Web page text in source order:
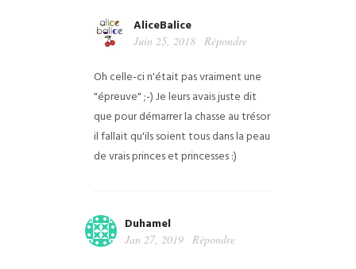
AliceBalice
Juin 25, 2018 Répondre
Oh celle-ci n'était pas vraiment une
"épreuve" ;-) Je leurs avais juste dit
que pour démarrer la chasse au trésor
il fallait qu'ils soient tous dans la peau
de vrais princes et princesses :)
Duhamel
Jan 27, 2019 Répondre